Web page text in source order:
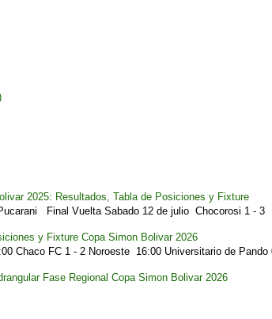
2025: Resultados, Tabla de Posiciones y Fixture
Final Vuelta Sabado 12 de julio Chocorosi 1 - 3
y Fixture Copa Simon Bolivar 2026
Chaco FC 1 - 2 Noroeste 16:00 Universitario de Pando
Fase Regional Copa Simon Bolivar 2026